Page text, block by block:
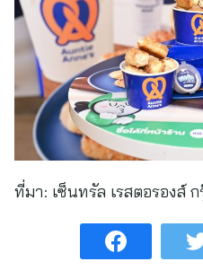
ที่มา: เซ็นทรัล เรสตอรองส์ ก